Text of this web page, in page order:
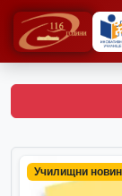
Училищни